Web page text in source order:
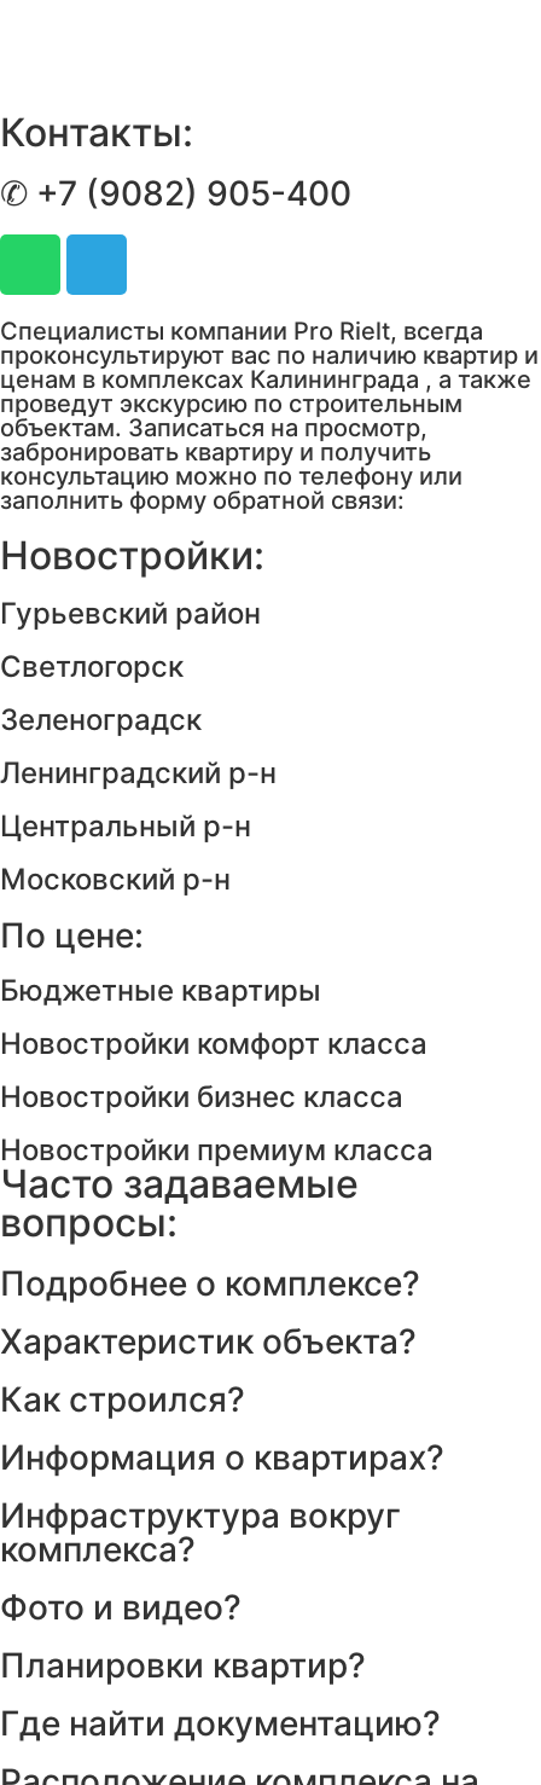
Контакты:
✆ +7 (9082) 905-400
Специалисты компании Pro Rielt, всегда
проконсультируют вас по наличию квартир и
ценам в комплексах Калининграда , а также
проведут экскурсию по строительным
объектам. Записаться на просмотр,
забронировать квартиру и получить
консультацию можно по телефону или
заполнить форму обратной связи:
Новостройки:
Гурьевский район
Светлогорск
Зеленоградск
Ленинградский р-н
Центральный р-н
Московский р-н
По цене:
Бюджетные квартиры
Новостройки комфорт класса
Новостройки бизнес класса
Новостройки премиум класса
Часто задаваемые
вопросы:
Подробнее о комплексе?
Характеристик объекта?
Как строился?
Информация о квартирах?
Инфраструктура вокруг
комплекса?
Фото и видео?
Планировки квартир?
Где найти документацию?